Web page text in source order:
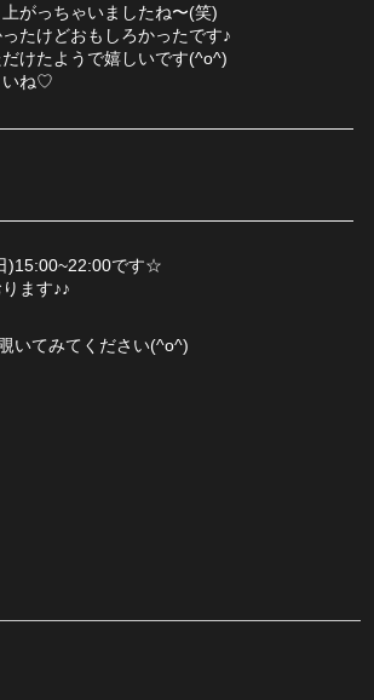
がっちゃいましたね〜(笑)
たけどおもしろかったです♪
けたようで嬉しいです(^o^)
いね♡
)15:00~22:00です☆
ます♪♪
いてみてください(^o^)